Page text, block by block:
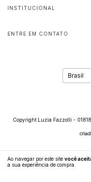
Ao navegar por este site você
a sua experiência de compra.
INSTITUCIONAL
ENTRE EM CONTATO
Copyright Luzia Fazzolli -